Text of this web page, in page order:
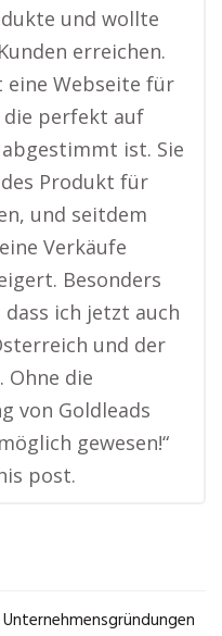
und wollte
erreichen.
eine Webseite für
perfekt auf
ist. Sie
Produkt für
und seitdem
Verkäufe
Besonders
ich jetzt auch
und der
Ohne die
von Goldleads
gewesen!“
post.